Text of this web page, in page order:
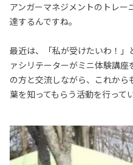
アンガーマネジメントのトレ
達するんですね。
最近は、「私が受けたいわ！」
ァシリテーターがミニ体験講座
の方と交流しながら、これか
葉を知ってもらう活動を行って